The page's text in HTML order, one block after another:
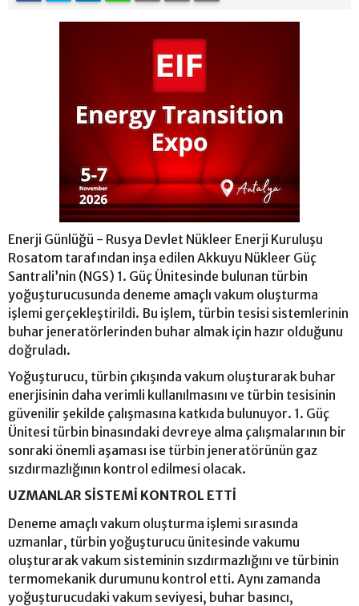
Enerji Günlüğü - Rusya Devlet Nükleer Enerji Kuruluşu
Rosatom tarafından inşa edilen Akkuyu Nükleer Güç
Santrali’nin (NGS) 1. Güç Ünitesinde bulunan türbin
yoğuşturucusunda deneme amaçlı vakum oluşturma
işlemi gerçekleştirildi. Bu işlem, türbin tesisi sistemlerinin
buhar jeneratörlerinden buhar almak için hazır olduğunu
doğruladı.
Yoğuşturucu, türbin çıkışında vakum oluşturarak buhar
enerjisinin daha verimli kullanılmasını ve türbin tesisinin
güvenilir şekilde çalışmasına katkıda bulunuyor. 1. Güç
Ünitesi türbin binasındaki devreye alma çalışmalarının bir
sonraki önemli aşaması ise türbin jeneratörünün gaz
sızdırmazlığının kontrol edilmesi olacak.
UZMANLAR SİSTEMİ KONTROL ETTİ
Deneme amaçlı vakum oluşturma işlemi sırasında
uzmanlar, türbin yoğuşturucu ünitesinde vakumu
oluşturarak vakum sisteminin sızdırmazlığını ve türbinin
termomekanik durumunu kontrol etti. Aynı zamanda
yoğuşturucudaki vakum seviyesi, buhar basıncı,